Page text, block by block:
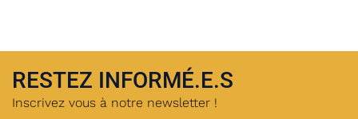
RESTEZ INFORMÉ.E.S
Inscrivez vous à notre newsletter !